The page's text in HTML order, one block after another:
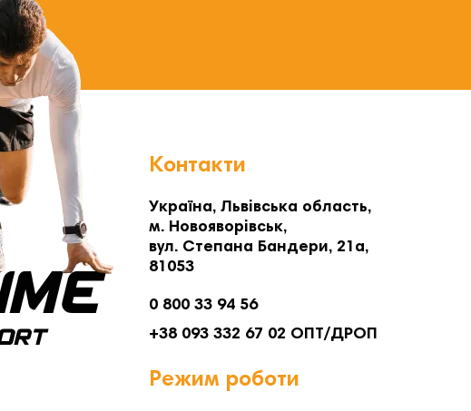
Контакти
Україна, Львівська область,
м. Новояворівськ,
вул. Степана Бандери, 21а,
81053
0 800 33 94 56
+38 093 332 67 02 ОПТ/ДРОП
Режим роботи